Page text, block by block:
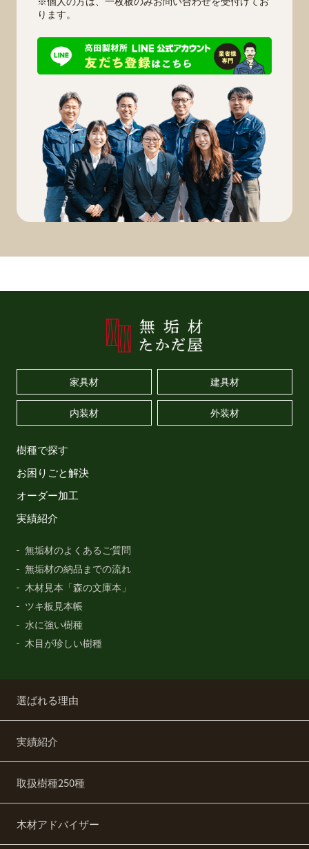
ります。
家具材 建具材
内装材 外装材
樹種で探す
お困りごと解決
オーダー加工
実績紹介
無垢材のよくあるご質問
無垢材の納品までの流れ
木材見本「森の文庫本」
ツキ板見本帳
水に強い樹種
木目が珍しい樹種
選ばれる理由
実績紹介
取扱樹種250種
木材アドバイザー